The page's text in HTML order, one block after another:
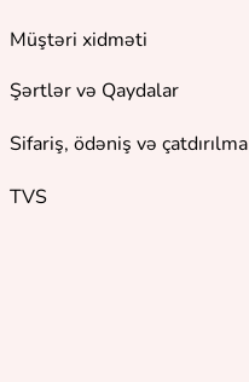
Müştəri xidməti
Şərtlər və Qaydalar
Sifariş, ödəniş və çatdırılma
TVS